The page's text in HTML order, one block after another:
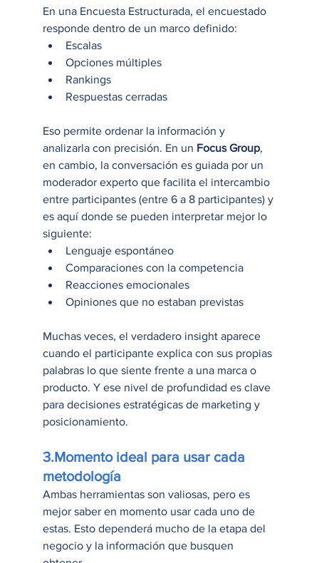
En una Encuesta Estructurada, el encuestado
responde dentro de un marco definido:
Escalas
Opciones múltiples
Rankings
Respuestas cerradas
Eso permite ordenar la información y
analizarla con precisión. En un Focus Group,
en cambio, la conversación es guiada por un
moderador experto que facilita el intercambio
entre participantes (entre 6 a 8 participantes) y
es aquí donde se pueden interpretar mejor lo
siguiente:
Lenguaje espontáneo
Comparaciones con la competencia
Reacciones emocionales
Opiniones que no estaban previstas
Muchas veces, el verdadero insight aparece
cuando el participante explica con sus propias
palabras lo que siente frente a una marca o
producto. Y ese nivel de profundidad es clave
para decisiones estratégicas de marketing y
posicionamiento.
3.Momento ideal para usar cada
metodología
Ambas herramientas son valiosas, pero es
mejor saber en momento usar cada uno de
estas. Esto dependerá mucho de la etapa del
negocio y la información que busquen